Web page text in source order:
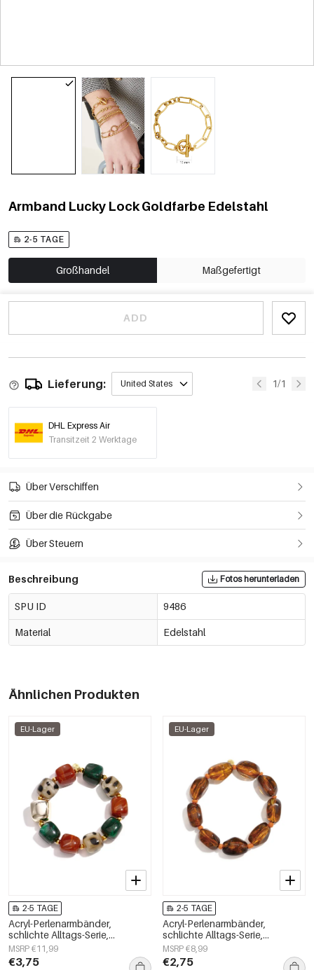
Armband Lucky Lock Goldfarbe Edelstahl
2-5 TAGE
Großhandel Maßgefertigt
ADD
Lieferung: United States 1/1
DHL Express Air
Transitzeit 2 Werktage
Über Verschiffen
Über die Rückgabe
Über Steuern
Beschreibung Fotos herunterladen
SPU ID 9486
Material Edelstahl
Ähnlichen Produkten
EU-Lager
2-5 TAGE
Acryl-Perlenarmbänder,
schlichte Alltags-Serie,
Damenschmuck
MSRP €11,99
€3,75
EU-Lager
2-5 TAGE
Acryl-Perlenarmbänder,
schlichte Alltags-Serie,
Damenschmuck
MSRP €8,99
€2,75